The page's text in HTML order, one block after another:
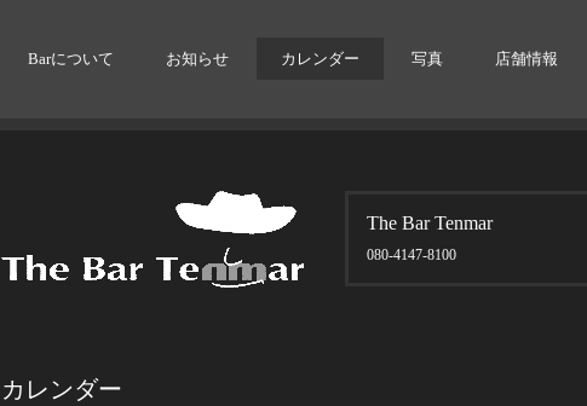
Barについて お知らせ カレンダー 写真 店舗情報
The Bar Tenmar
080-4147-8100
カレンダー